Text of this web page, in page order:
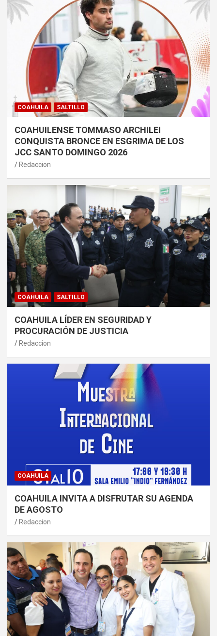
COAHUILA SALTILLO
COAHUILENSE TOMMASO ARCHILEI
CONQUISTA BRONCE EN ESGRIMA DE LOS
JCC SANTO DOMINGO 2026
Redaccion
COAHUILA SALTILLO
COAHUILA LÍDER EN SEGURIDAD Y
PROCURACIÓN DE JUSTICIA
Redaccion
COAHUILA
COAHUILA INVITA A DISFRUTAR SU AGENDA
DE AGOSTO
Redaccion